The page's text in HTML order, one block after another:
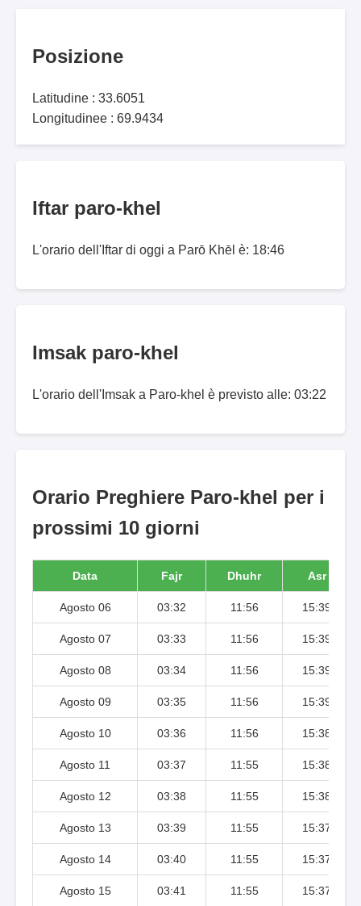
Posizione
Latitudine : 33.6051
Longitudinee : 69.9434
Iftar paro-khel
L'orario dell'Iftar di oggi a Parō Khēl è: 18:46
Imsak paro-khel
L'orario dell'Imsak a Paro-khel è previsto alle: 03:22
Orario Preghiere Paro-khel per i
prossimi 10 giorni
Data Fajr Dhuhr Asr
Agosto 06 03:32 11:56 15:39
Agosto 07 03:33 11:56 15:39
Agosto 08 03:34 11:56 15:39
Agosto 09 03:35 11:56 15:39
Agosto 10 03:36 11:56 15:38
Agosto 11 03:37 11:55 15:38
Agosto 12 03:38 11:55 15:38
Agosto 13 03:39 11:55 15:37
Agosto 14 03:40 11:55 15:37
Agosto 15 03:41 11:55 15:37